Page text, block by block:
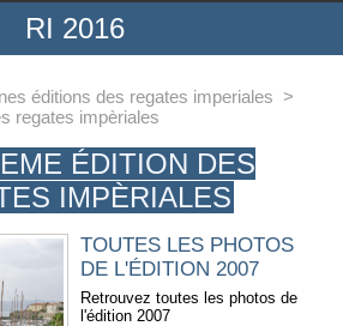
RI 2016
éditions des regates imperiales >
regates impèriales
ÉDITION DES
IMPÈRIALES
TOUTES LES PHOTOS
DE L'ÉDITION 2007
Retrouvez toutes les photos de
l'édition 2007